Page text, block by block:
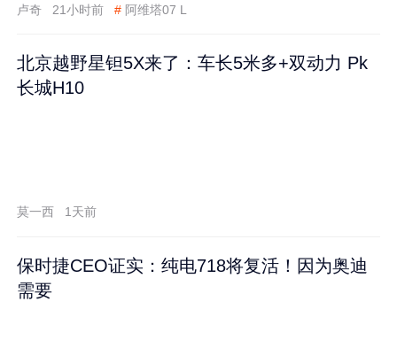
卢奇 21小时前 # 阿维塔07 L
北京越野星钽5X来了：车长5米多+双动力 Pk
长城H10
莫一西 1天前
保时捷CEO证实：纯电718将复活！因为奥迪
需要